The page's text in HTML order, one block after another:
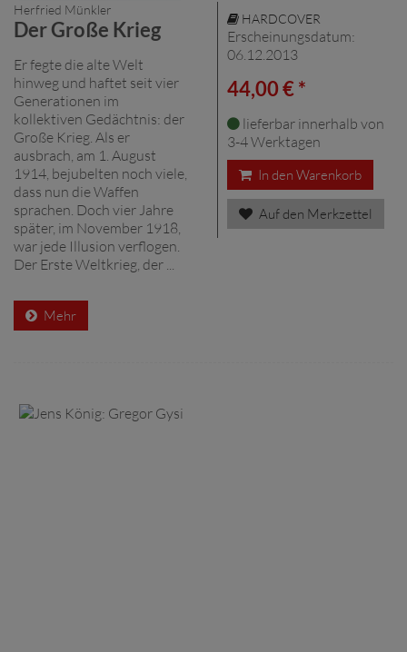
Herfried Münkler
Der Große Krieg
Er fegte die alte Welt
hinweg und haftet seit vier
Generationen im
kollektiven Gedächtnis: der
Große Krieg. Als er
ausbrach, am 1. August
1914, bejubelten noch viele,
dass nun die Waffen
sprachen. Doch vier Jahre
später, im November 1918,
war jede Illusion verflogen.
Der Erste Weltkrieg, der ...
Mehr
HARDCOVER
Erscheinungsdatum:
06.12.2013
44,00 € *
lieferbar innerhalb von
3-4 Werktagen
In den Warenkorb
Auf den Merkzettel